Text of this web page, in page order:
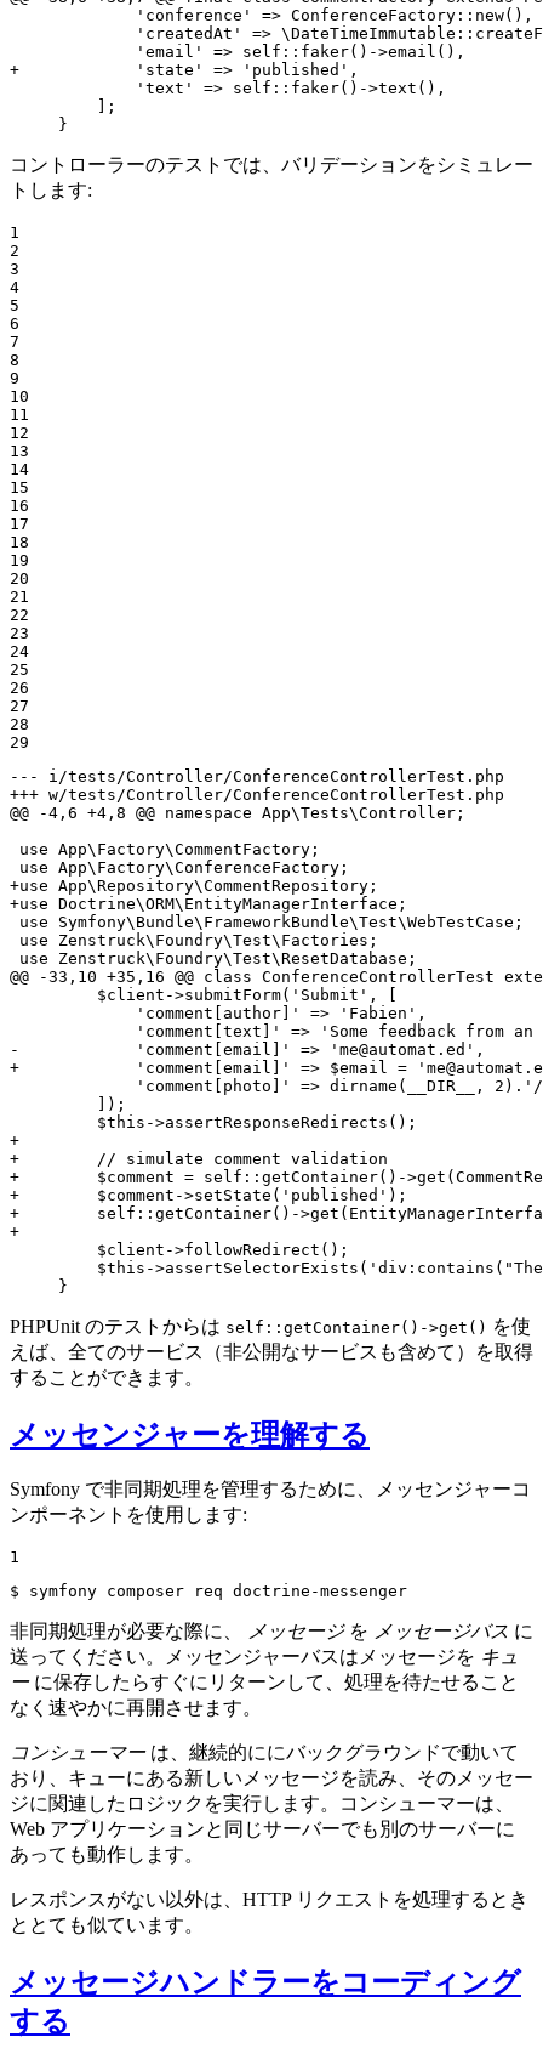
             'conference' => ConferenceFactory::new(),
'createdAt' =>
+            'state' => 'published',
             'text' => self::faker()->text(),
         ];
     }
コントローラーのテストでは、バリデーションをシミュレー
トします:
1
2
3
4
5
6
7
8
9
10
11
12
13
14
15
16
17
18
19
20
21
22
23
24
25
26
27
28
29
--- i/tests/Controller/ConferenceControllerTest.php
+++ w/tests/Controller/ConferenceControllerTest.php
@@ -4,6 +4,8 @@ namespace App\Tests\Controller;
use App\Factory\CommentFactory;
+use App\Repository\CommentRepository;
+use Doctrine\ORM\EntityManagerInterface;
use Symfony\Bundle\FrameworkBundle\Test\WebTestCase;
use Zenstruck\Foundry\Test\Factories;
use Zenstruck\Foundry\Test\ResetDatabase;
@@ -33,10 +35,16 @@ class ConferenceControllerTest
         $client->submitForm('Submit', [
             'comment[author]' => 'Fabien',
-            'comment[email]' => 'me@automat.ed',
+            'comment[email]' => $email =
'comment[photo]' => dirname(__DIR__,
         ]);
+
+        // simulate comment validation
+        $comment = self::getContainer()-
+        $comment->setState('published');
+        self::getContainer()-
+
         $client->followRedirect();
$this-
     }
PHPUnit のテストからは self::getContainer()->get() を使
えば、全てのサービス（非公開なサービスも含めて）を取得
することができます。
メッセンジャーを理解する
Symfony で非同期処理を管理するために、メッセンジャーコ
ンポーネントを使用します:
1
$ symfony composer req doctrine-messenger
非同期処理が必要な際に、 メッセージを メッセージバス に
送ってください。メッセンジャーバスはメッセージを キュ
ーに保存したらすぐにリターンして、処理を待たせること
なく速やかに再開させます。
コンシューマーは、継続的ににバックグラウンドで動いて
おり、キューにある新しいメッセージを読み、そのメッセー
ジに関連したロジックを実行します。コンシューマーは、
Web アプリケーションと同じサーバーでも別のサーバーに
あっても動作します。
レスポンスがない以外は、HTTP リクエストを処理するとき
ととても似ています。
メッセージハンドラーをコーディング
する